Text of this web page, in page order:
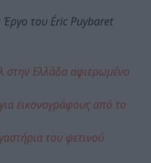
του Éric Puybaret
Ελλάδα αφιερωμένο
εικονογράφους από το
του φετινού